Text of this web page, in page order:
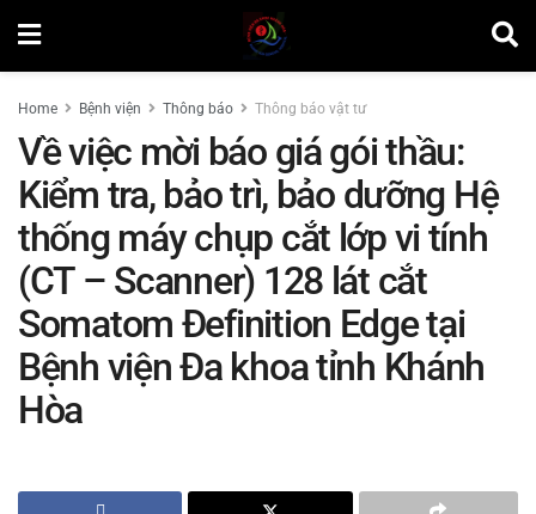
Home Bệnh viện Thông báo Thông báo vật tư
Về việc mời báo giá gói thầu:
Kiểm tra, bảo trì, bảo dưỡng Hệ
thống máy chụp cắt lớp vi tính
(CT – Scanner) 128 lát cắt
Somatom Đefinition Edge tại
Bệnh viện Đa khoa tỉnh Khánh
Hòa